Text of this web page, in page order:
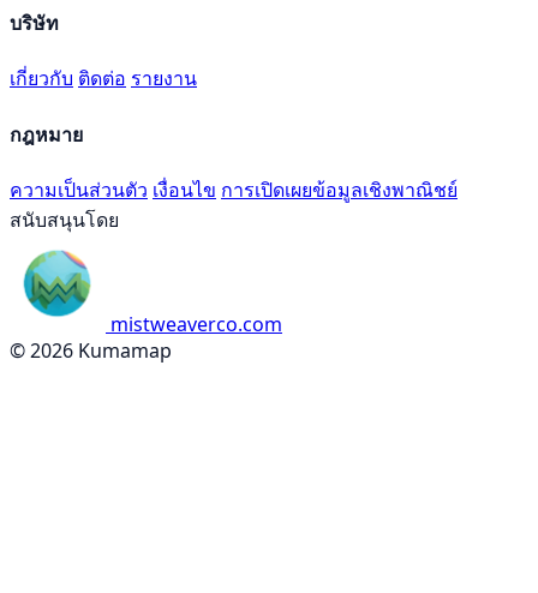
บริษัท
เกี่ยวกับ ติดต่อ รายงาน
กฎหมาย
ความเป็นส่วนตัว เงื่อนไข การเปิดเผยข้อมูลเชิงพาณิชย์
สนับสนุนโดย
mistweaverco.com
© 2026 Kumamap